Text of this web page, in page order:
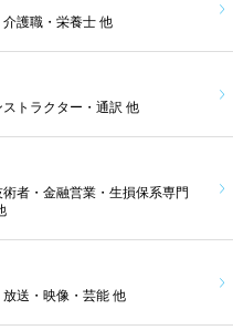
護職・栄養士 他
トラクター・通訳 他
者・金融営業・生損保系専門
送・映像・芸能 他